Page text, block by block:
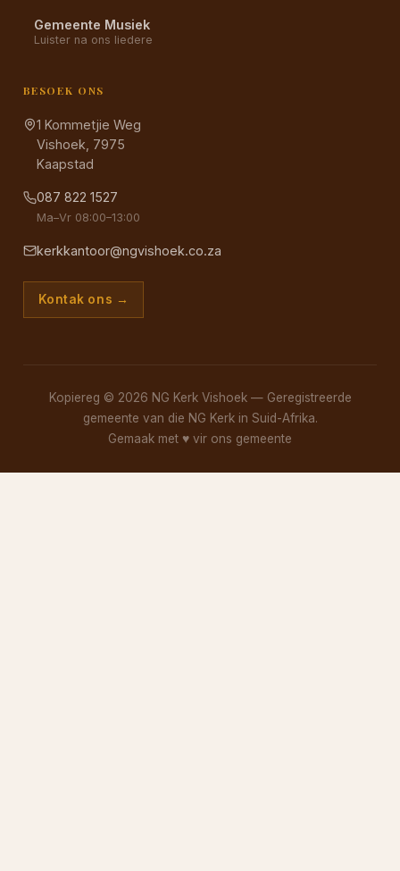
Gemeente Musiek
Luister na ons liedere
BESOEK ONS
1 Kommetjie Weg
Vishoek, 7975
Kaapstad
087 822 1527
Ma–Vr 08:00–13:00
kerkkantoor@ngvishoek.co.za
Kontak ons →
Kopiereg © 2026 NG Kerk Vishoek — Geregistreerde
gemeente van die NG Kerk in Suid-Afrika.
Gemaak met ♥ vir ons gemeente